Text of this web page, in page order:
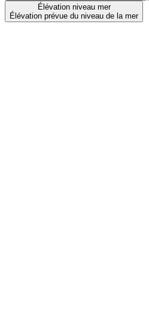
Élévation niveau mer
Élévation prévue du niveau de la mer